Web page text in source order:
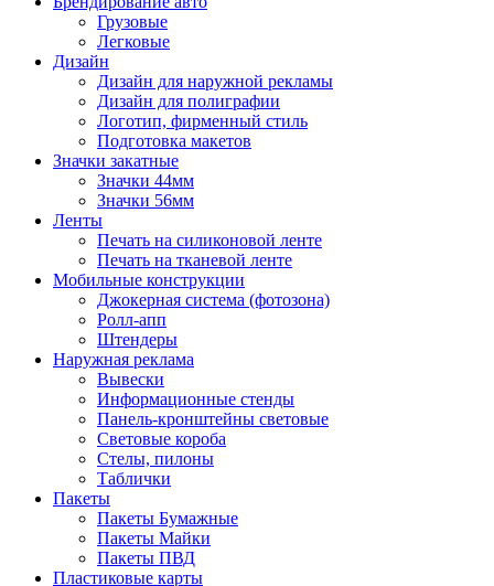
Грузовые
Легковые
Дизайн
Дизайн для наружной рекламы
Дизайн для полиграфии
Логотип, фирменный стиль
Подготовка макетов
Значки закатные
Значки 44мм
Значки 56мм
Ленты
Печать на силиконовой ленте
Печать на тканевой ленте
Мобильные конструкции
Джокерная система (фотозона)
Ролл-апп
Штендеры
Наружная реклама
Вывески
Информационные стенды
Панель-кронштейны световые
Световые короба
Стелы, пилоны
Таблички
Пакеты
Пакеты Бумажные
Пакеты Майки
Пакеты ПВД
Пластиковые карты